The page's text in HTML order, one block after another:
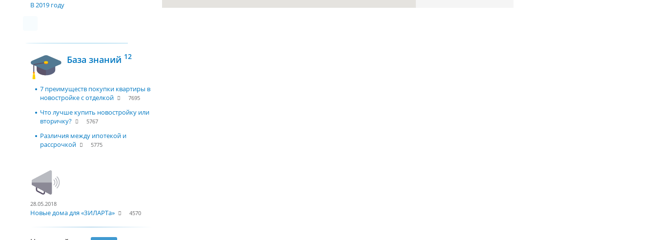
В 2019 году
База знаний 12
7 преимуществ покупки квартиры в
новостройке с отделкой
7695
Что лучше купить новостройку или
вторичку?
5767
Различия между ипотекой и
рассрочкой
5775
28.05.2018
Новые дома для «ЗИЛАРТа» 4570